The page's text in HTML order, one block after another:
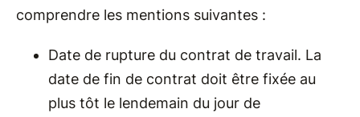
comprendre les mentions suivantes :
Date de rupture du contrat de travail. La
date de fin de contrat doit être fixée au
plus tôt le lendemain du jour de